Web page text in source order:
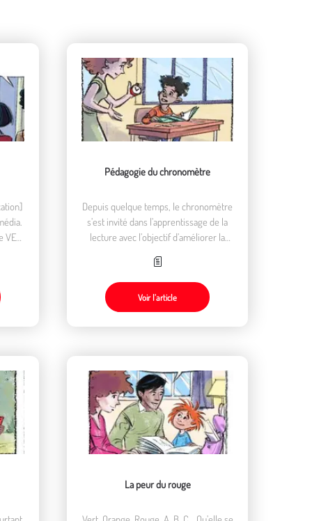
Pédagogie du chronomètre
Depuis quelque temps, le chronomètre
s’est invité dans l’apprentissage de la
lecture avec l’objectif d’améliorer la
qu’il ne faut pas confondre vitesse et
précipitation serait-il dépassé ?
Voir l’article
La peur du rouge